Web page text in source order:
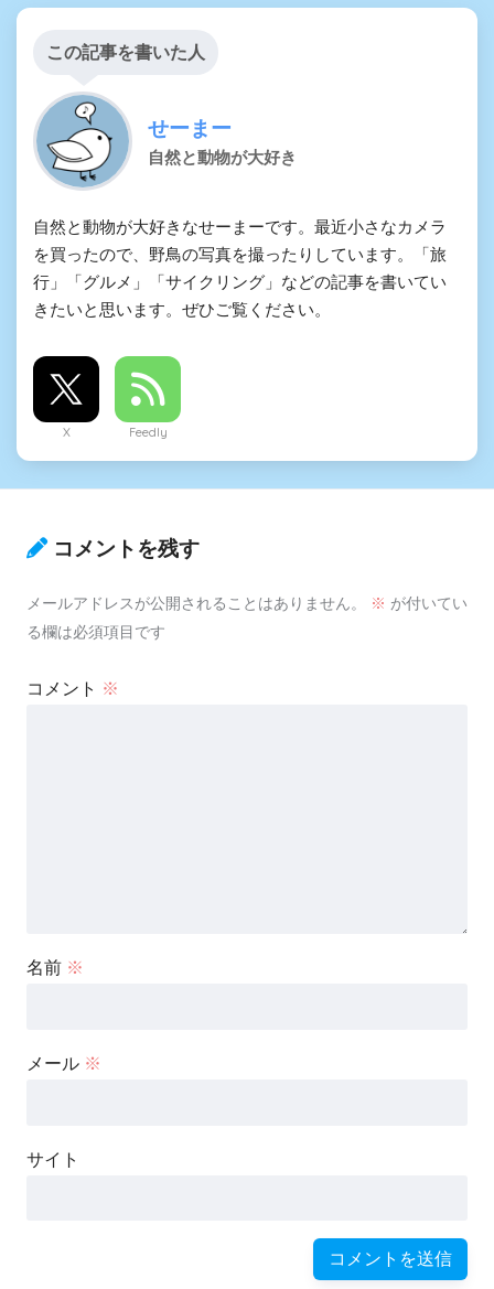
この記事を書いた人
せーまー
自然と動物が大好き
自然と動物が大好きなせーまーです。最近小さなカメラ
を買ったので、野鳥の写真を撮ったりしています。「旅
行」「グルメ」「サイクリング」などの記事を書いてい
きたいと思います。ぜひご覧ください。
X Feedly
コメントを残す
メールアドレスが公開されることはありません。 ※ が付いてい
る欄は必須項目です
コメント ※
名前 ※
メール ※
サイト